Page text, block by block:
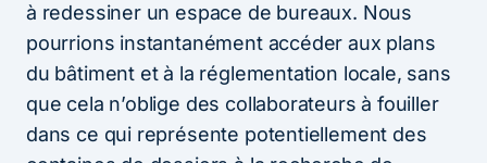
à redessiner un espace de bureaux. Nous
pourrions instantanément accéder aux plans
du bâtiment et à la réglementation locale, sans
que cela n’oblige des collaborateurs à fouiller
dans ce qui représente potentiellement des